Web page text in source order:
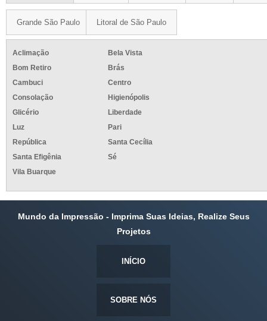
Grande São Paulo Litoral de São Paulo
Aclimação
Bela Vista
Bom Retiro
Brás
Cambuci
Centro
Consolação
Higienópolis
Glicério
Liberdade
Luz
Pari
República
Santa Cecília
Santa Efigênia
Sé
Vila Buarque
Mundo da Impressão - Imprima Suas Ideias, Realize Seus
Projetos
INÍCIO
SOBRE NÓS